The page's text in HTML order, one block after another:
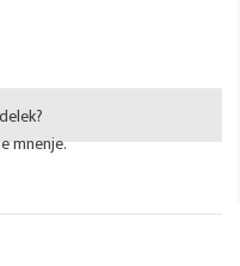
mnenje.